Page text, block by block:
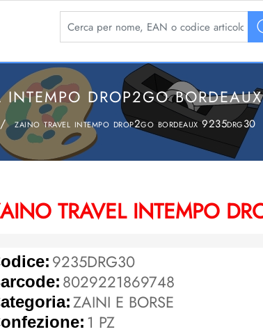
La modifica di un filtro aggiorna
INTEMPO DROP2GO
zaino travel intempo drop2go bordeaux 9235drg30
TRAVEL INTEMPO
9235DRG30
8029221869748
ZAINI E BORSE
1 PZ